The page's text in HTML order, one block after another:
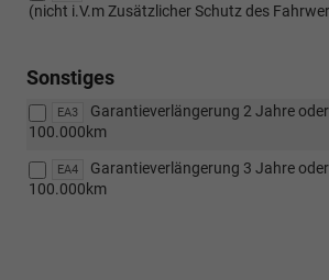
(nicht i.V.m Zusätzlicher Schutz des
Sonstiges
EA3
Garantieverlängerung 2 Jahre oder
100.000km
EA4
Garantieverlängerung 3 Jahre oder
100.000km